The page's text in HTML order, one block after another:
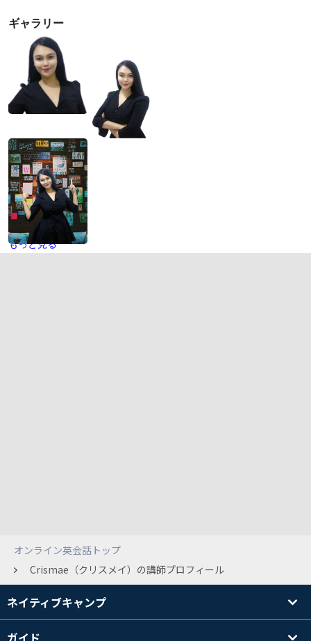
ギャラリー
もっと見る
オンライン英会話トップ
Crismae（クリスメイ）の講師プロフィール
ネイティブキャンプ
ガイド